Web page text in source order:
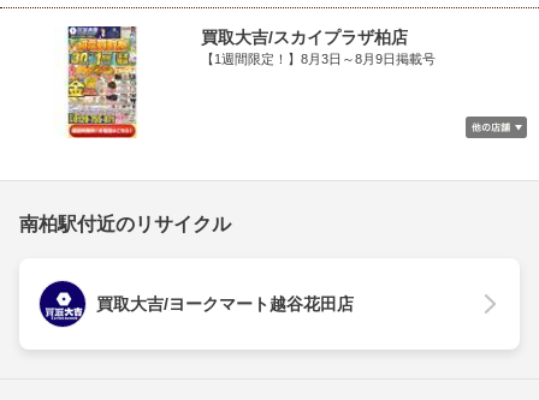
買取大吉/スカイプラザ柏店
【1週間限定！】8月3日～8月9日掲載号
南柏駅付近のリサイクル
買取大吉/ヨークマート越谷花田店